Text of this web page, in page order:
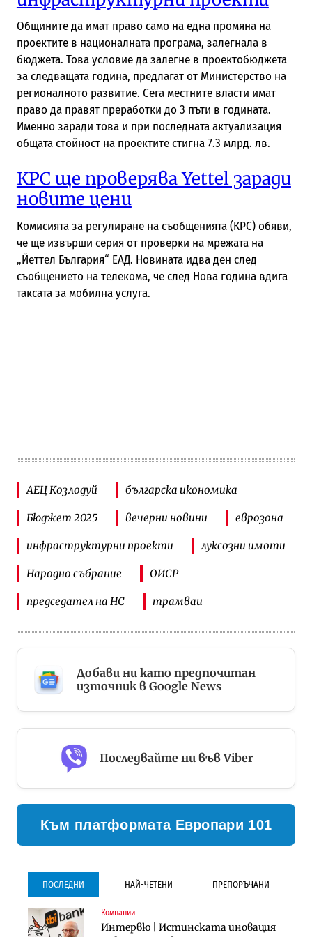
Общините да имат право само на една промяна на
проектите в националната програма, залегнала в
бюджета. Това условие да залегне в проектобюджета
за следващата година, предлагат от Министерство на
регионалното развитие. Сега местните власти имат
право да правят преработки до 3 пъти в годината.
Именно заради това и при последната актуализация
общата стойност на проектите стигна 7.3 млрд. лв.
КРС ще проверява Yettel заради
новите цени
Комисията за регулиране на съобщенията (КРС) обяви,
че ще извърши серия от проверки на мрежата на
„Йеттел България“ ЕАД. Новината идва ден след
съобщението на телекома, че след Нова година вдига
таксата за мобилна услуга.
АЕЦ Козлодуй българска икономика
Бюджет 2025 вечерни новини еврозона
инфраструктурни проекти луксозни имоти
Народно събрание ОИСР
председател на НС трамваи
Добави ни като предпочитан
източник в Google News
Последвайте ни във Viber
Към платформата Европари 101
ПОСЛЕДНИ НАЙ-ЧЕТЕНИ ПРЕПОРЪЧАНИ
Компании
Интервю | Истинската иновация
Инфраструктура
Проектирането на тунела под
Инфраструктура
Проектирането на тунела под